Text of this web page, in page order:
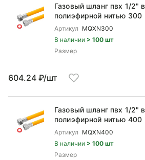
Газовый шланг пвх 1/2"
полиэфирной нитью 300
Артикул MQXN300
В наличии > 100 шт
Размер
604.24 ₽/шт
Газовый шланг пвх 1/2"
полиэфирной нитью 400
Артикул MQXN400
В наличии > 100 шт
Размер